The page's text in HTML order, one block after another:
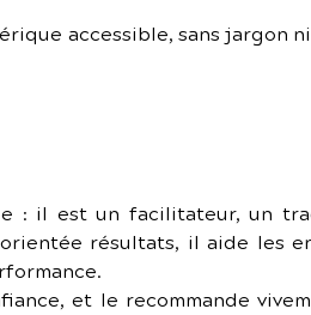
accessible, sans jargon
: il est un facilitateur, un
résultats, il aide les
et le recommande